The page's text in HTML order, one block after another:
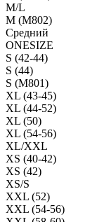
M/L
M (M802)
Средний
ONESIZE
S (42-44)
S (44)
S (M801)
XL (43-45)
XL (44-52)
XL (50)
XL (54-56)
XL/XXL
XS (40-42)
XS (42)
XS/S
XXL (52)
XXL (54-56)